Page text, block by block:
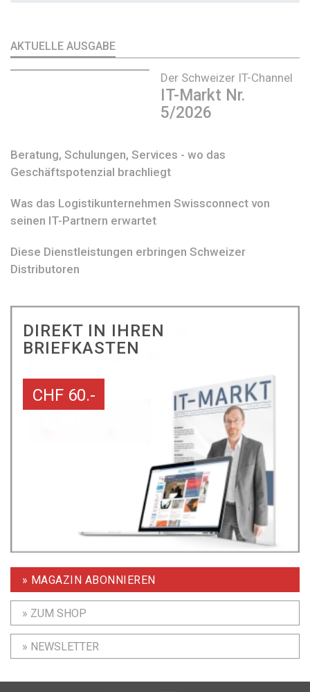
AKTUELLE AUSGABE
Der Schweizer IT-Channel
IT-Markt Nr.
5/2026
Beratung, Schulungen, Services - wo das
Geschäftspotenzial brachliegt
Was das Logistikunternehmen Swissconnect von
seinen IT-Partnern erwartet
Diese Dienstleistungen erbringen Schweizer
Distributoren
DIREKT IN IHREN
BRIEFKASTEN
CHF 60.-
» MAGAZIN ABONNIEREN
» ZUM SHOP
» NEWSLETTER